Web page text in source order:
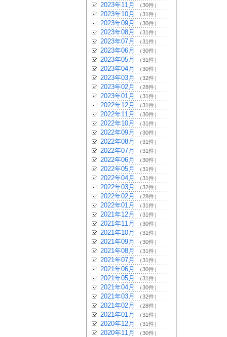
2023年11月 （30件）
2023年10月 （31件）
2023年09月 （30件）
2023年08月 （31件）
2023年07月 （31件）
2023年06月 （30件）
2023年05月 （31件）
2023年04月 （30件）
2023年03月 （32件）
2023年02月 （28件）
2023年01月 （31件）
2022年12月 （31件）
2022年11月 （30件）
2022年10月 （31件）
2022年09月 （30件）
2022年08月 （31件）
2022年07月 （31件）
2022年06月 （30件）
2022年05月 （31件）
2022年04月 （31件）
2022年03月 （32件）
2022年02月 （28件）
2022年01月 （31件）
2021年12月 （31件）
2021年11月 （30件）
2021年10月 （31件）
2021年09月 （30件）
2021年08月 （31件）
2021年07月 （31件）
2021年06月 （30件）
2021年05月 （31件）
2021年04月 （30件）
2021年03月 （32件）
2021年02月 （28件）
2021年01月 （31件）
2020年12月 （31件）
2020年11月 （30件）